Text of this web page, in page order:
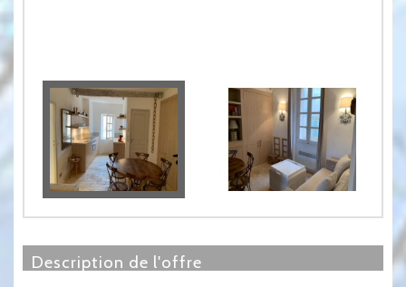
description de l'offre